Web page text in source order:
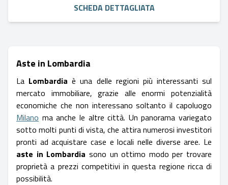
SCHEDA DETTAGLIATA
Aste in Lombardia
La Lombardia è una delle regioni più interessanti sul
mercato immobiliare, grazie alle enormi potenzialità
economiche che non interessano soltanto il capoluogo
Milano ma anche le altre città. Un panorama variegato
sotto molti punti di vista, che attira numerosi investitori
pronti ad acquistare case e locali nelle diverse aree. Le
aste in Lombardia sono un ottimo modo per trovare
proprietà a prezzi competitivi in questa regione ricca di
possibilità.